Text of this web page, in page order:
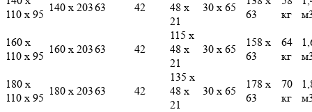
110 х 95
140 х 20363 42
48 х
21
30 х 65
63
кг
160 х
110 х 95
160 х 20363 42
115 х
48 х
21
30 х 65
158 х
63
64
кг
180 х
110 х 95
180 х 20363 42
135 х
48 х
21
30 х 65
178 х
63
70
кг